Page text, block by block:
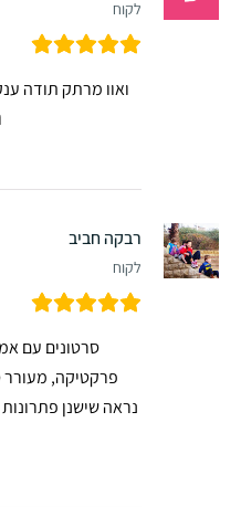
לקוח
ואוו מרתק תודה
רבקה חביב
לקוח
סרטונים עם
פרקטיקה,
נראה שישנן